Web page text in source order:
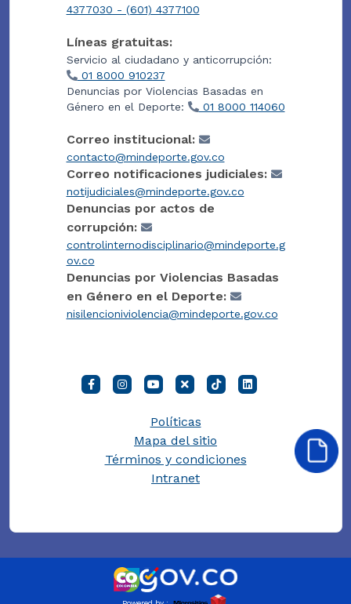
4377030 - (601) 4377100
Líneas gratuitas:
Servicio al ciudadano y anticorrupción:
01 8000 910237
Denuncias por Violencias Basadas en
Género en el Deporte:
01 8000 114060
Correo institucional:
contacto@mindeporte.gov.co
Correo notificaciones judiciales:
notijudiciales@mindeporte.gov.co
Denuncias por actos de
corrupción:
controlinternodisciplinario@mindeporte.g
ov.co
Denuncias por Violencias Basadas
en Género en el Deporte:
nisilencioniviolencia@mindeporte.gov.co
Políticas
Mapa del sitio
Términos y condiciones
Intranet